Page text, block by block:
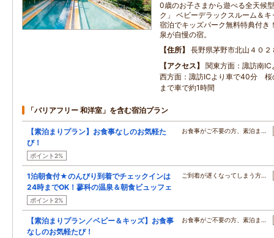
0歳のお子さまから遊べる全天候
ク」 ベビーデラックスルーム＆
宿泊でキッズパーク無料特典付き
泉が自慢の宿。
住所
長野県茅野市北山４０２
アクセス
関東方面：諏訪南
西方面：諏訪ICより車で40分 桜
まで車で約1時間
「バリアフリー 和洋室」を含む宿泊プラン
【素泊まりプラン】お食事なしのお気軽た
び！
ポイント2%
お食事がご不要の方、素泊ま…
1泊朝食付★のんびり到着でチェックインは
24時までOK！蓼科の温泉＆朝食ビュッフェ
ポイント2%
ご到着が遅くなってしまう方…
【素泊まりプラン／ベビー＆キッズ】お食事
なしのお気軽たび！
お食事がご不要の方、素泊ま…